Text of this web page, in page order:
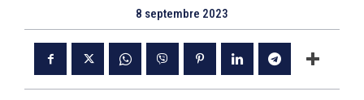
8 septembre 2023